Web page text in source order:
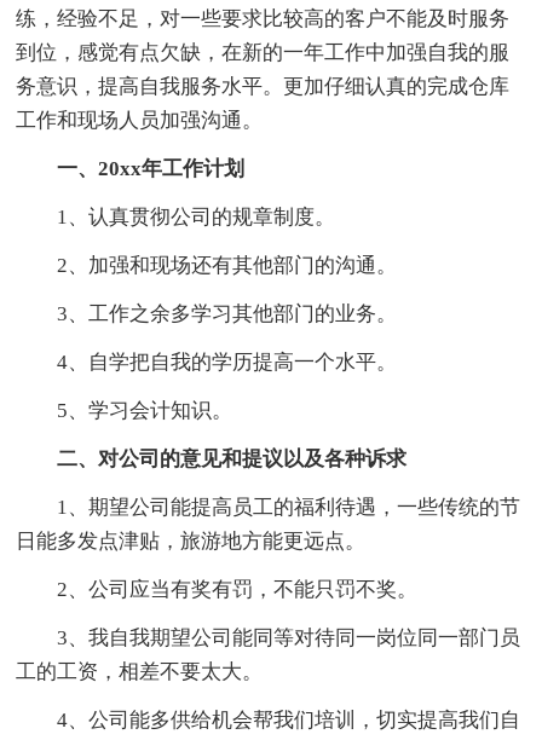
练，经验不足，对一些要求比较高的客户不能及时服务
到位，感觉有点欠缺，在新的一年工作中加强自我的服
务意识，提高自我服务水平。更加仔细认真的完成仓库
工作和现场人员加强沟通。
一、20xx年工作计划
1、认真贯彻公司的规章制度。
2、加强和现场还有其他部门的沟通。
3、工作之余多学习其他部门的业务。
4、自学把自我的学历提高一个水平。
5、学习会计知识。
二、对公司的意见和提议以及各种诉求
1、期望公司能提高员工的福利待遇，一些传统的节
日能多发点津贴，旅游地方能更远点。
2、公司应当有奖有罚，不能只罚不奖。
3、我自我期望公司能同等对待同一岗位同一部门员
工的工资，相差不要太大。
4、公司能多供给机会帮我们培训，切实提高我们自